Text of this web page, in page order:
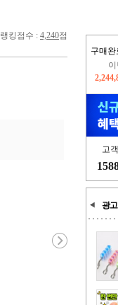
구매완
고
광고
랭킹점수 : 4,240점